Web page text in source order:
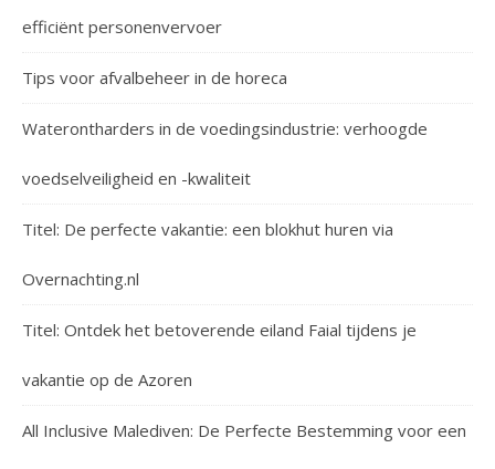
efficiënt personenvervoer
Tips voor afvalbeheer in de horeca
Waterontharders in de voedingsindustrie: verhoogde
voedselveiligheid en -kwaliteit
Titel: De perfecte vakantie: een blokhut huren via
Overnachting.nl
Titel: Ontdek het betoverende eiland Faial tijdens je
vakantie op de Azoren
All Inclusive Malediven: De Perfecte Bestemming voor een